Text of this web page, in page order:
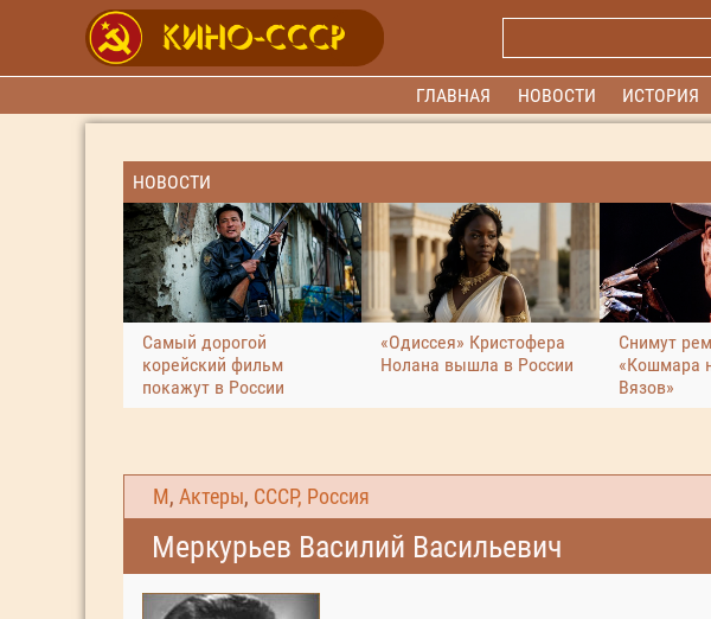
ГЛАВНАЯ НОВОСТИ ИСТОРИЯ
НОВОСТИ
Самый дорогой
корейский фильм
покажут в России
«Одиссея» Кристофера
Нолана вышла в России
Снимут
«Кошмара
Вязов»
М , Актеры, СССР, Россия
Меркурьев Василий Васильевич